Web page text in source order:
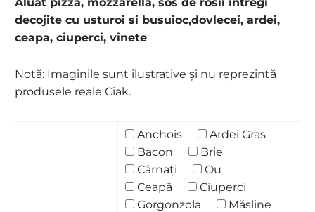
decojite cu usturoi si busuioc,dovlecei, ardei,
ceapa, ciuperci, vinete
Notă: Imaginile sunt ilustrative și nu reprezintă
produsele reale Ciak.
Anchois
Ardei Gras
Bacon
Brie
Cârnați
Ou
Ceapă
Ciuperci
Gorgonzola
Măsline